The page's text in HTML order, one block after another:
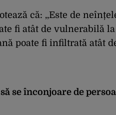
că: ,,Este de
fi atât de vulnerabilă la
poate fi infiltrată atât
se înconjoare de